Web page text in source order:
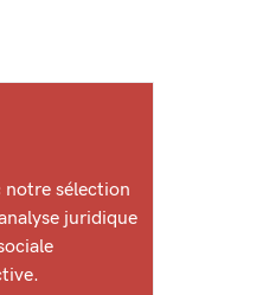
notre sélection
juridique